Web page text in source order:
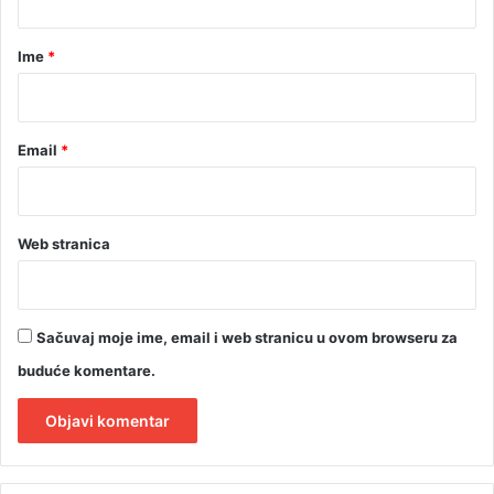
d
i
u
d
a
j
i
l
V
u
a
n
rIme *
Email *
Web stranica
Sačuvaj moje ime, email i web stranicu u ovom browseru za
buduće komentare.